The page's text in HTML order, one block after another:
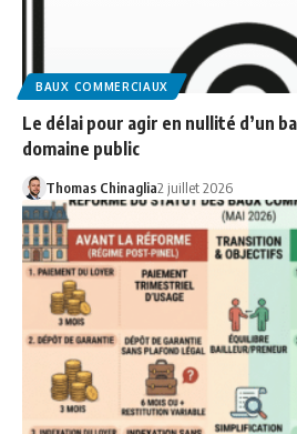
BAUX COMMERCIAUX
Le délai pour agir en nullité d’un
domaine public
Thomas Chinaglia2 juillet 2026